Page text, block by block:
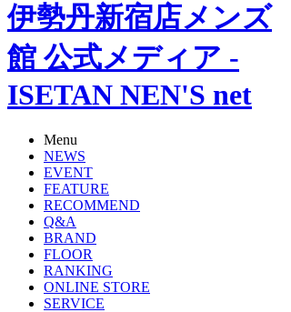
伊勢丹新宿店メンズ
館 公式メディア -
ISETAN NEN'S net
Menu
NEWS
EVENT
FEATURE
RECOMMEND
Q&A
BRAND
FLOOR
RANKING
ONLINE STORE
SERVICE